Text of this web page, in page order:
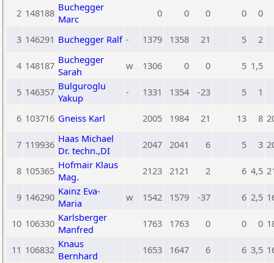
2 148188 Buchegger
Marc
0 0 0 0 0
3 146291 Buchegger Ralf - 1379 1358 21 5 2
4 148187 Buchegger
Sarah
w 1306 0 0 5 1,5
5 146357 Bulguroglu
Yakup
- 1331 1354 -23 5 1
6 103716 Gneiss Karl 2005 1984 21 13 8
7 119936 Haas Michael
Dr. techn.,DI
2047 2041 6 5 3
8 105365 Hofmair Klaus
Mag.
2123 2121 2 6 4,5
9 146290 Kainz Eva-
Maria
w 1542 1579 -37 6 2,5
10 106330 Karlsberger
Manfred
1763 1763 0 0 0
11 106832 Knaus
Bernhard
1653 1647 6 6 3,5